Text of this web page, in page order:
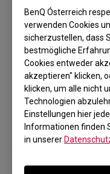
BenQ Ósterreich
verwenden Cookies
sicherzustellen, dass
bestmögliche
Cookies entweder
akzeptieren" klicken,
klicken, um alle nicht
Technologien
Einstellungen hier
Informationen finden
in unserer
Andernfalls kann
360 Hz nicht
möglicherweise
Spielerlebnis
einem 240 Hz-
XL2566K (24.5")